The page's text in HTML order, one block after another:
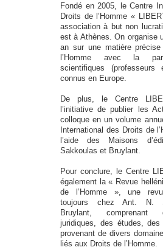
Fondé en 2005, le Centre
Droits de l’Homme «
association à but non
est à Athènes. On organise
an sur une matière
l’Homme avec la
scientifiques
connus en Europe.
De plus, le Centre
l’initiative de publier les
colloque en un volume
International des Droits de
l’aide des Maisons
Sakkoulas et Bruylant.
Pour conclure, le Centre
également la « Revue
de l’Homme », une
toujours chez Ant. N.
Bruylant, comprenant
juridiques, des études, des
provenant de divers
liés aux Droits de l’Homme.